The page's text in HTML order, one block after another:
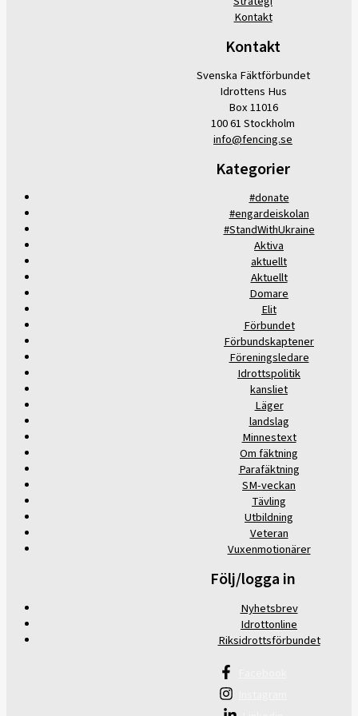
Kontakt
Kontakt
Svenska Fäktförbundet
Idrottens Hus
Box 11016
100 61 Stockholm
info@fencing.se
Kategorier
#donate
#engardeiskolan
#StandWithUkraine
Aktiva
aktuellt
Aktuellt
Domare
Elit
Förbundet
Förbundskaptener
Föreningsledare
Idrottspolitik
kansliet
Läger
landslag
Minnestext
Om fäktning
Parafäktning
SM-veckan
Tävling
Utbildning
Veteran
Vuxenmotionärer
Följ/logga in
Nyhetsbrev
Idrottonline
Riksidrottsförbundet